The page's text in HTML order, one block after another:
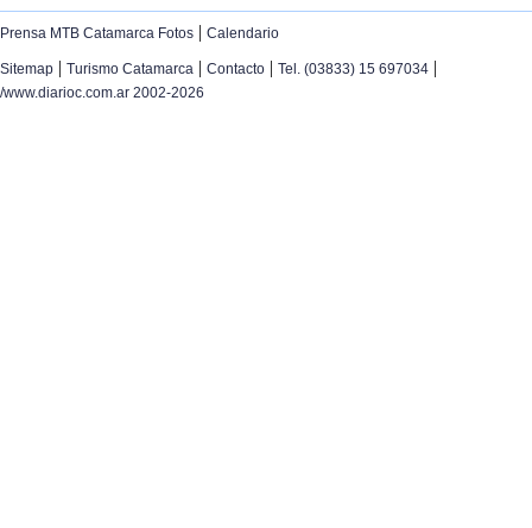
Prensa MTB Catamarca Fotos | Calendario
Sitemap | Turismo Catamarca | Contacto | Tel. (03833) 15 697034 |
/www.diarioc.com.ar 2002-2026